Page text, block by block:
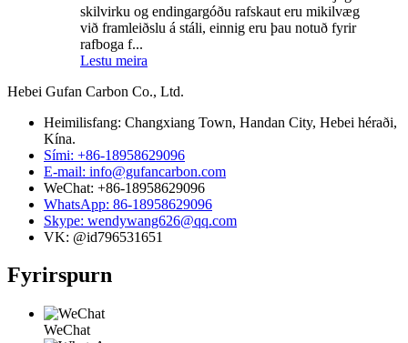
skilvirku og endingargóðu rafskaut eru mikilvæg
við framleiðslu á stáli, einnig eru þau notuð fyrir
rafboga f...
Lestu meira
Hebei Gufan Carbon Co., Ltd.
Heimilisfang: Changxiang Town, Handan City, Hebei héraði,
Kína.
Sími: +86-18958629096
E-mail: info@gufancarbon.com
WeChat: +86-18958629096
WhatsApp: 86-18958629096
Skype: wendywang626@qq.com
VK: @id796531651
Fyrirspurn
WeChat